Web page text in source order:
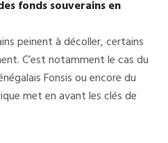
fonds souverains en
peinent à décoller, certains
C’est notamment le cas du
Fonsis ou encore du
met en avant les clés de